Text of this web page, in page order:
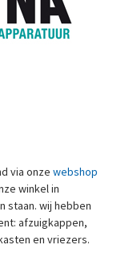
via onze webshop
winkel in
staan. wij hebben
afzuigkappen,
en vriezers.